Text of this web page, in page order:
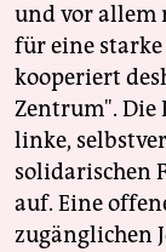
und vor allem
für eine
kooperiert
Zentrum". Die
linke,
solidarischen
auf. Eine
zugänglichen